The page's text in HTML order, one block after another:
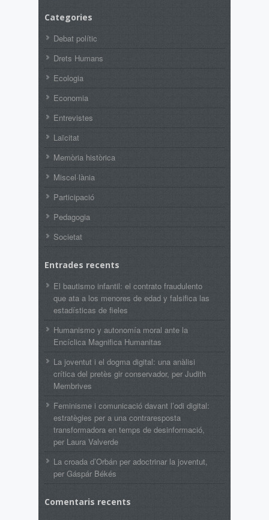
Categories
Debat polític
Drets Humans
Ecologia
Economia
Entrevistes
Laïcitat
Memòria històrica
Miscel·lània
Participació
Pedagogia
Societat
Entrades recents
El bautismo infantil: el contrato fraudulento
que ata a los menores de edad y falsifica las
estadísticas de fieles
Humanismo y autonomía moral ante la
Encíclica Magnifica Humanitas
La joventut i el dogma digital: una anàlisi
crítica del pretès gir conservador, per Judith
Membrives
Feminisme i comunicació davant l’odi digital:
estratègies per a una contraresposta
transformadora en temps de desinformació,
per Laura Valverde
La croada d’Orbán per adoctrinar la joventut,
per Gáspár Békés
Comentaris recents